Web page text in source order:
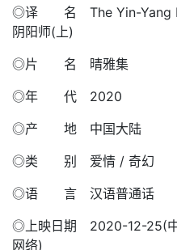
◎译 名 The Yin-Yang
阴阳师(上)
◎片 名 晴雅集
◎年 代 2020
◎产 地 中国大陆
◎类 别 爱情 / 奇幻
◎语 言 汉语普通话
◎上映日期 2020-12-25(
网络)